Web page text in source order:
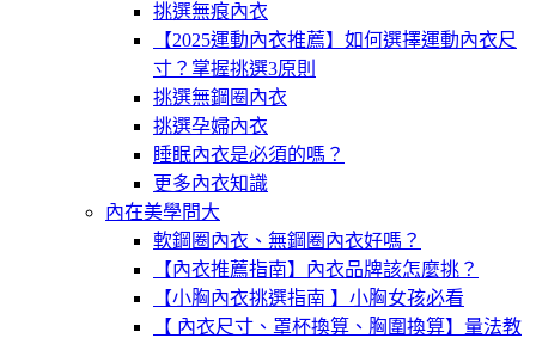
挑選無痕內衣
【2025運動內衣推薦】如何選擇運動內衣尺
寸？掌握挑選3原則
挑選無鋼圈內衣
挑選孕婦內衣
睡眠內衣是必須的嗎？
更多內衣知識
內在美學問大
軟鋼圈內衣、無鋼圈內衣好嗎？
【內衣推薦指南】內衣品牌該怎麼挑？
【小胸內衣挑選指南 】小胸女孩必看
【 內衣尺寸、罩杯換算、胸圍換算】量法教